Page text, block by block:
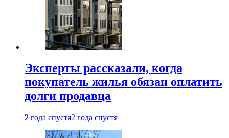
Эксперты рассказали, когда
покупатель жилья обязан оплатить
долги продавца
2 года спустя2 года спустя